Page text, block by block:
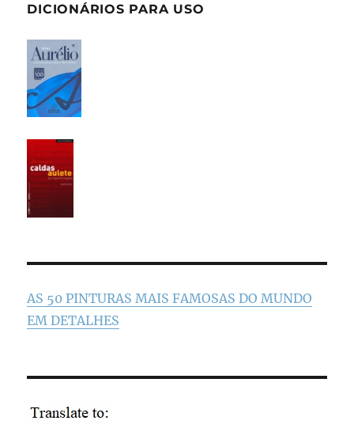
DICIONÁRIOS PARA USO
AS 50 PINTURAS MAIS FAMOSAS DO MUNDO
EM DETALHES